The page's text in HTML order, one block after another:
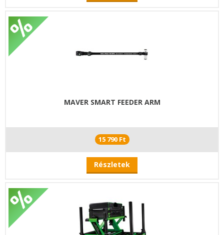
MAVER SMART FEEDER ARM
15 790 Ft
Részletek